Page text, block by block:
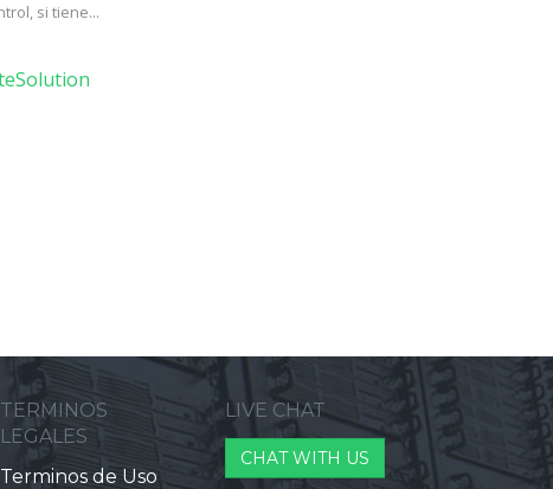
si tiene...
TERMINOS
LEGALES
Terminos de Uso
LIVE CHAT
CHAT WITH US